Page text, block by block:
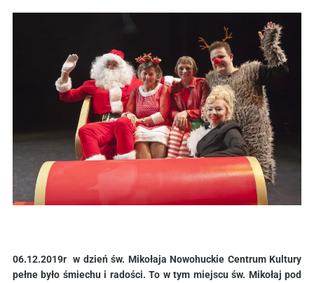
06.12.2019r w dzień św. Mikołaja Nowohuckie Centrum Kultury
pełne było śmiechu i radości. To w tym miejscu św. Mikołaj pod